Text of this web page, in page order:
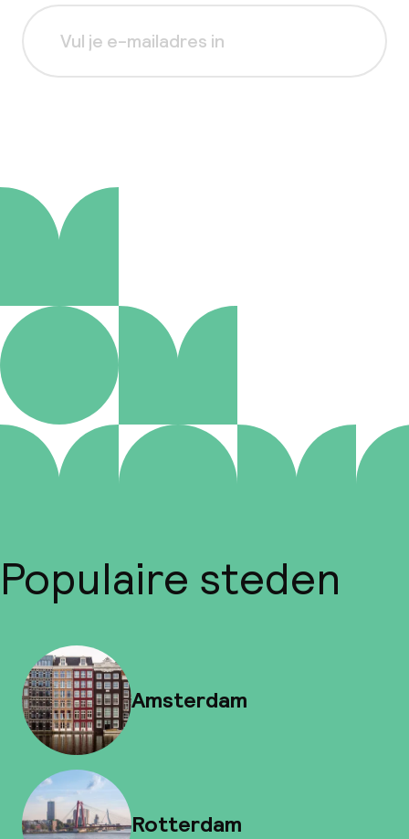
Populaire steden
Amsterdam
Rotterdam